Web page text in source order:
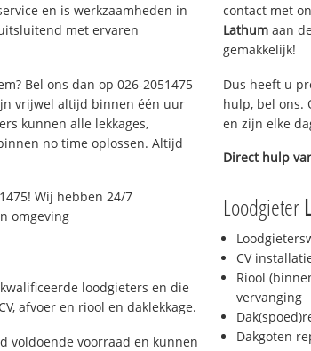
en is werkzaamheden in
met ervaren
Bel ons dan op 026-2051475
vrijwel altijd binnen één uur
kunnen alle lekkages,
no time oplossen. Altijd
Wij hebben 24/7
omgeving
loodgieters en die
afvoer en riool en daklekkage.
voldoende voorraad en kunnen
contact met
Lathum aan
gemakkelijk!
Dus heeft u
hulp, bel ons.
en zijn elke
Direct hulp
Loodgieter
CV
Riool
vervanging
Dakgoten